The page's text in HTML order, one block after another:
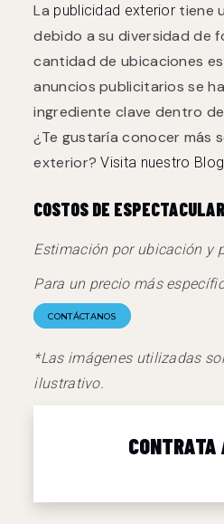
La publicidad exterior tiene
debido a su diversidad de
cantidad de ubicaciones
anuncios publicitarios se
ingrediente clave dentro
¿Te gustaría conocer más
exterior?Visita nuestro Blog
COSTOS DE
Estimación por ubicación y
Para un precio más
CONTÁCTANOS
*Las imágenes utilizadas
ilustrativo.
CONTRATA